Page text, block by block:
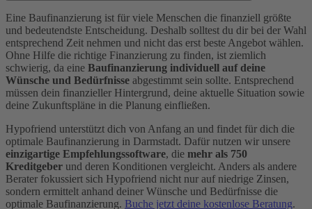
Eine Baufinanzierung ist für viele Menschen die finanziell größte
und bedeutendste Entscheidung. Deshalb solltest du dir bei der Wahl
entsprechend Zeit nehmen und nicht das erst beste Angebot wählen.
Ohne Hilfe die richtige Finanzierung zu finden, ist ziemlich
schwierig, da eine Baufinanzierung individuell auf deine
Wünsche und Bedürfnisse abgestimmt sein sollte. Entsprechend
müssen dein finanzieller Hintergrund, deine aktuelle Situation sowie
deine Zukunftspläne in die Planung einfließen.
Hypofriend unterstützt dich von Anfang an und findet für dich die
optimale Baufinanzierung in Darmstadt. Dafür nutzen wir unsere
einzigartige Empfehlungssoftware, die mehr als 750
Kreditgeber und deren Konditionen vergleicht. Anders als andere
Berater fokussiert sich Hypofriend nicht nur auf niedrige Zinsen,
sondern ermittelt anhand deiner Wünsche und Bedürfnisse die
optimale Baufinanzierung. Buche jetzt deine kostenlose Beratung.